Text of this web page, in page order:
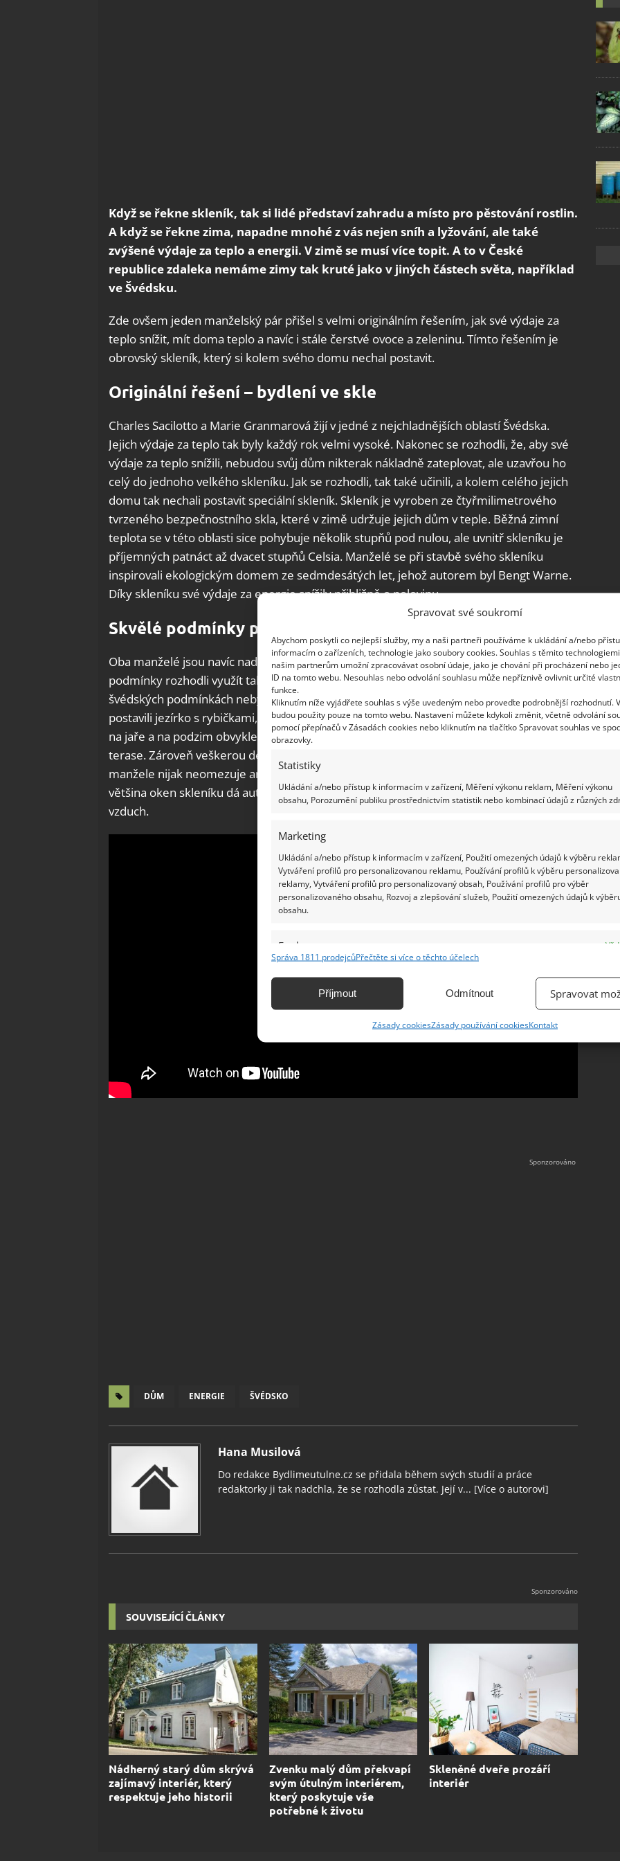
Spravovat své soukromí
Abychom poskytli co nejlepší služby, my a naši partneři používáme k ukládání a/nebo
informacím o zařízeních, technologie jako soubory cookies. Souhlas s těmito
našim partnerům umožní zpracovávat osobní údaje, jako je chování při procházení nebo
ID na tomto webu. Nesouhlas nebo odvolání souhlasu může nepříznivě ovlivnit určité
funkce.
Kliknutím níže vyjádřete souhlas s výše uvedeným nebo proveďte podrobnější rozhodnutí.
budou použity pouze na tomto webu. Nastavení můžete kdykoli změnit, včetně odvolání
pomocí přepínačů v Zásadách cookies nebo kliknutím na tlačítko Spravovat souhlas ve
obrazovky.
Statistiky
Ukládání a/nebo přístup k informacím v zařízení, Měření výkonu reklam, Měření výkonu
obsahu, Porozumění publiku prostřednictvím statistik nebo kombinací údajů z různých
Marketing
Ukládání a/nebo přístup k informacím v zařízení, Použití omezených údajů k výběru
Vytváření profilů pro personalizovanou reklamu, Používání profilů k výběru
reklamy, Vytváření profilů pro personalizovaný obsah, Používání profilů pro výběr
personalizovaného obsahu, Rozvoj a zlepšování služeb, Použití omezených údajů k
obsahu.
Funkce
Identifikace zařízení na základě automaticky přenášených informací.
základě aktivně vyžádaných informací.
Zajištění bezpečnosti, předcházení a zjišťování podvodů a
Správa 1811 prodejcůPřečtěte si více o těchto účelech
Příjmout Odmítnout Spravovat
Zásady cookiesZásady používání cookiesKontakt
Když se řekne skleník, tak si lidé představí zahradu a místo pro pěstování rostlin.
A když se řekne zima, napadne mnohé z vás nejen sníh a lyžování, ale také
zvýšené výdaje za teplo a energii. V zimě se musí více topit. A to v České
republice zdaleka nemáme zimy tak kruté jako v jiných částech světa, například
ve Švédsku.
Zde ovšem jeden manželský pár přišel s velmi originálním řešením, jak své výdaje za
teplo snížit, mít doma teplo a navíc i stále čerstvé ovoce a zeleninu. Tímto řešením je
obrovský skleník, který si kolem svého domu nechal postavit.
Originální řešení – bydlení ve skle
Charles Sacilotto a Marie Granmarová žijí v jedné z nejchladnějších oblastí Švédska.
Jejich výdaje za teplo tak byly každý rok velmi vysoké. Nakonec se rozhodli, že, aby své
výdaje za teplo snížili, nebudou svůj dům nikterak nákladně zateplovat, ale uzavřou ho
celý do jednoho velkého skleníku. Jak se rozhodli, tak také učinili, a kolem celého jejich
domu tak nechali postavit speciální skleník. Skleník je vyroben ze čtyřmilimetrového
tvrzeného bezpečnostního skla, které v zimě udržuje jejich dům v teple. Běžná zimní
teplota se v této oblasti sice pohybuje několik stupňů pod nulou, ale uvnitř skleníku je
příjemných patnáct až dvacet stupňů Celsia. Manželé se při stavbě svého skleníku
inspirovali ekologickým domem ze sedmdesátých let, jehož autorem byl Bengt Warne.
Díky skleníku své výdaje za energie snížily přibližně o polovinu.
Skvělé podmínky pro exotické ovoce
Oba manželé jsou navíc nadšení zahrádkáři, a tak se samozřejmě tyto jedinečné
podmínky rozhodli využít také pro pěstování ovoce a zeleniny, které by jinak v běžných
švédských podmínkách nebylo možné, včetně fíků či vinné révy. Na zahradě si dokonce
postavili jezírko s rybičkami, které nikdy nezamrzá. Další výhodu přináší dům i v tom, že
na jaře a na podzim obvykle hodně prší, manželé ale mohou v klidu sedět „venku“ na
terase. Zároveň veškerou dešťovou vodu sbírají a následně používají k zalévání. Skleník
manžele nijak neomezuje ani v létě, jednak švédská léta nejsou tak horká a jednak se
většina oken skleníku dá automaticky otevřít, a dovnitř tak může proudit čerstvý
vzduch.
DŮM ENERGIE ŠVÉDSKO
Hana Musilová
Do redakce Bydlimeutulne.cz se přidala během svých studií a práce
redaktorky ji tak nadchla, že se rozhodla zůstat. Její v... [Více o autorovi]
SOUVISEJÍCÍ ČLÁNKY
Nádherný starý dům skrývá
zajímavý interiér, který
respektuje jeho historii
Zvenku malý dům překvapí
svým útulným interiérem,
který poskytuje vše
potřebné k životu
Skleněné dveře prozáří
interiér